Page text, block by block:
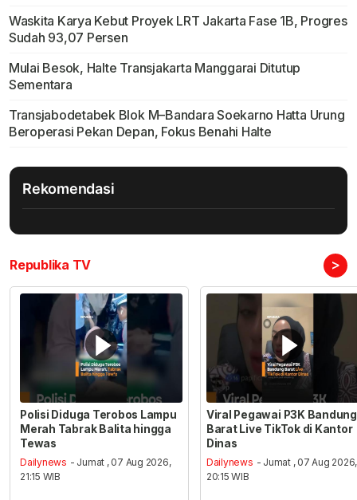
Waskita Karya Kebut Proyek LRT Jakarta Fase 1B, Progres
Sudah 93,07 Persen
Mulai Besok, Halte Transjakarta Manggarai Ditutup
Sementara
Transjabodetabek Blok M–Bandara Soekarno Hatta Urung
Beroperasi Pekan Depan, Fokus Benahi Halte
Rekomendasi
Republika TV >
Polisi Diduga Terobos Lampu
Merah Tabrak Balita hingga
Tewas
Dailynews - Jumat , 07 Aug 2026,
21:15 WIB
Viral Pegawai P3K Bandung
Barat Live TikTok di Kantor
Dinas
Dailynews - Jumat , 07 Aug 2026,
20:15 WIB